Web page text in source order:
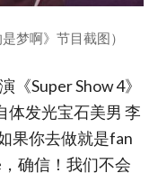
梦啊》节目截图）
Super Show 4》
体发光宝石美男 李
果你去做就是fan
确信！我们不会